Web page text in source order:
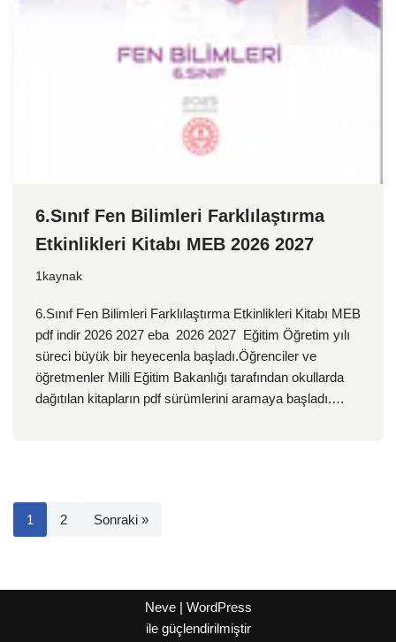
6.Sınıf Fen Bilimleri Farklılaştırma
Etkinlikleri Kitabı MEB 2026 2027
1kaynak
6.Sınıf Fen Bilimleri Farklılaştırma Etkinlikleri Kitabı MEB
pdf indir 2026 2027 eba 2026 2027 Eğitim Öğretim yılı
süreci büyük bir heyecenla başladı.Öğrenciler ve
öğretmenler Milli Eğitim Bakanlığı tarafından okullarda
dağıtılan kitapların pdf sürümlerini aramaya başladı.…
1 2 Sonraki »
Neve| WordPress
ile güçlendirilmiştir